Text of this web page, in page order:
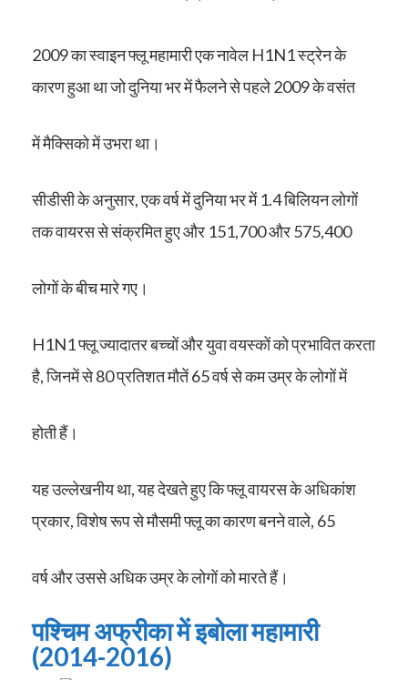
2009 का स्वाइन फ्लू महामारी एक नावेल H1N1स्ट्रेन के
कारण हुआ था जो दुनिया भर में फैलने से पहले 2009 के वसंत
में मैक्सिको में उभरा था।
सीडीसी के अनुसार, एक वर्ष में दुनिया भर में 1.4 बिलियन लोगों
तक वायरस से संक्रमित हुए और 151,700 और 575,400
लोगों के बीच मारे गए।
H1N1 फ्लू ज्यादातर बच्चों और युवा वयस्कों को प्रभावित करता
है, जिनमें से 80 प्रतिशत मौतें 65 वर्ष से कम उम्र के लोगों में
होती हैं।
यह उल्लेखनीय था, यह देखते हुए कि फ्लू वायरस के अधिकांश
प्रकार, विशेष रूप से मौसमी फ्लू का कारण बनने वाले, 65
वर्ष और उससे अधिक उम्र के लोगों को मारते हैं।
पश्चिम अफ्रीका में इबोला महामारी
(2014-2016)